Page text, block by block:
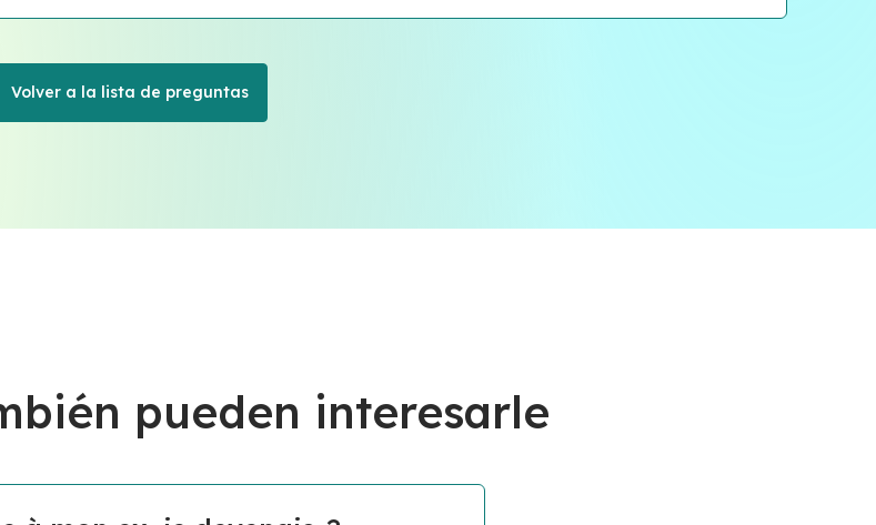
Volver a la lista de preguntas
pueden interesarle